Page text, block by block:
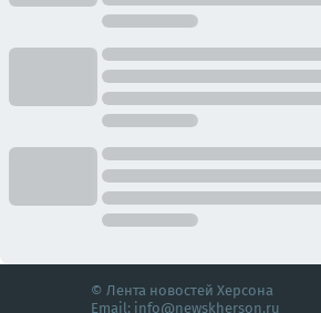
© Лента новостей Херсона
Email: info@newskherson.ru